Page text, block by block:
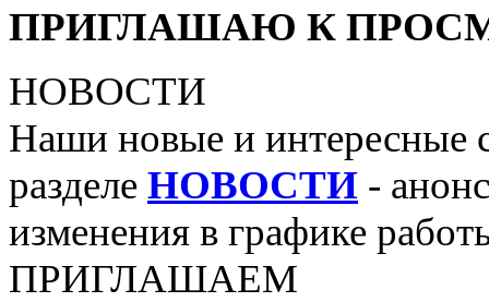
ПРИГЛАШАЮ К
НОВОСТИ
Наши новые и интересные
разделе НОВОСТИ -
изменения в графике
ПРИГЛАШАЕМ